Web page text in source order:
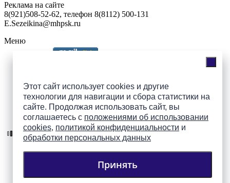
Этот сайт использует cookies и другие
технологии для навигации и сбора статистики на
сайте. Продолжая использовать сайт, вы
соглашаетесь с положениями об использовании
cookies, политикой конфиденциальности и
обработки персональных данных
Принять
Реклама на сайте
8(921)508-52-62, телефон 8(8112) 500-131
E.Sezeikina@mhpsk.ru
Меню
Подпишись на группы
ПАИ в соцсетях!